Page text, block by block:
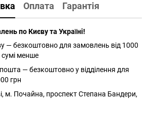
Оплата Гарантія
по Києву та Україні!
— безкоштовно для замовлень від 1000
сумі менше
— безкоштовно у відділення для
грн
м. Почайна, проспект Степана Бандери,